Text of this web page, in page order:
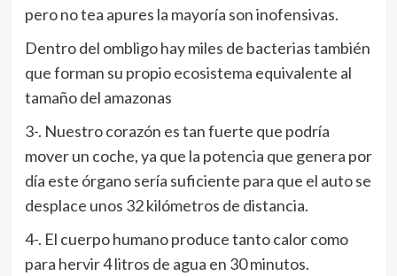
pero no tea apures la mayoría son inofensivas.
Dentro del ombligo hay miles de bacterias también
que forman su propio ecosistema equivalente al
tamaño del amazonas
3-. Nuestro corazón es tan fuerte que podría
mover un coche, ya que la potencia que genera por
día este órgano sería suficiente para que el auto se
desplace unos 32 kilómetros de distancia.
4-. El cuerpo humano produce tanto calor como
para hervir 4 litros de agua en 30 minutos.